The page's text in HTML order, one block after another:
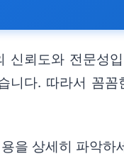
뢰도와 전문성
다. 따라서 꼼
을 상세히 파악하